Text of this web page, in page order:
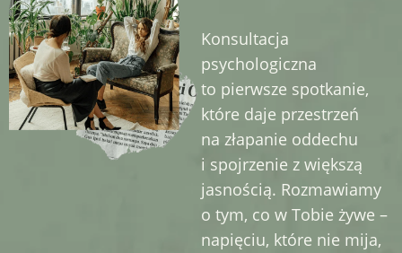
Konsultacja
psychologiczna
to pierwsze spotkanie,
które daje przestrzeń
na złapanie oddechu
i spojrzenie z większą
jasnością. Rozmawiamy
o tym, co w Tobie żywe –
napięciu, które nie mija,